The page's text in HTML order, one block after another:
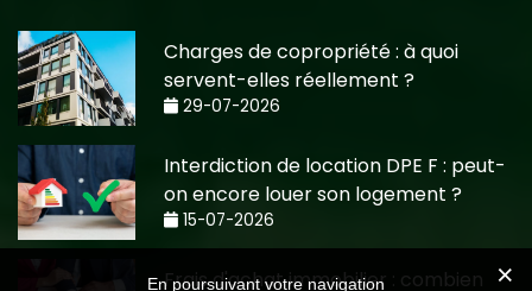
Charges de copropriété : à quoi
servent-elles réellement ?
29-07-2026
Interdiction de location DPE F : peut-
on encore louer son logement ?
15-07-2026
Frais d'achat immobilier : combien
En poursuivant votre navigation